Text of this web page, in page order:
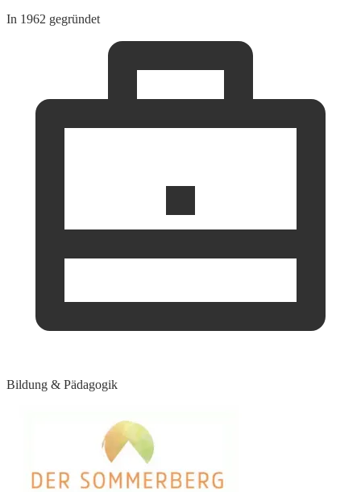
In 1962 gegründet
Bildung & Pädagogik